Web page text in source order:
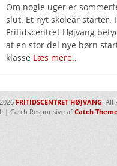
Om nogle uger er
slut. Et nyt skoleår starter.
Fritidscentret Højvang
at en stor del nye børn
klasse Læs mere..
FRITIDSCENTRET HØJVANG. All
| Catch Responsive af Catch